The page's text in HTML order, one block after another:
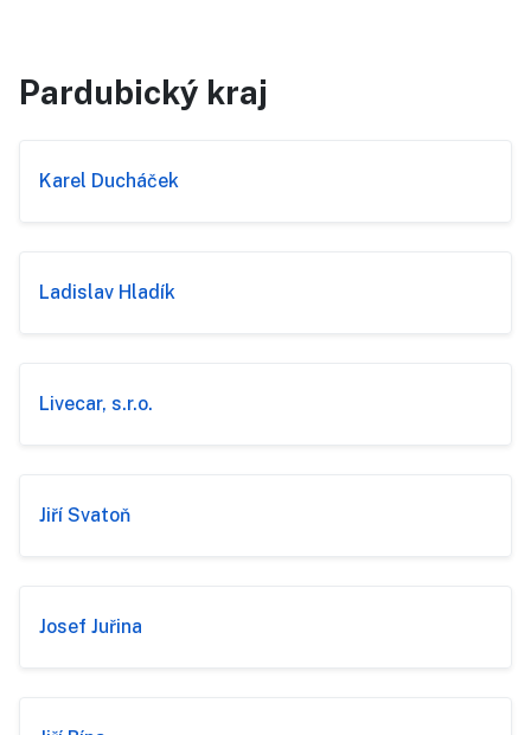
Pardubický kraj
Karel Ducháček
Ladislav Hladík
Livecar, s.r.o.
Jiří Svatoň
Josef Juřina